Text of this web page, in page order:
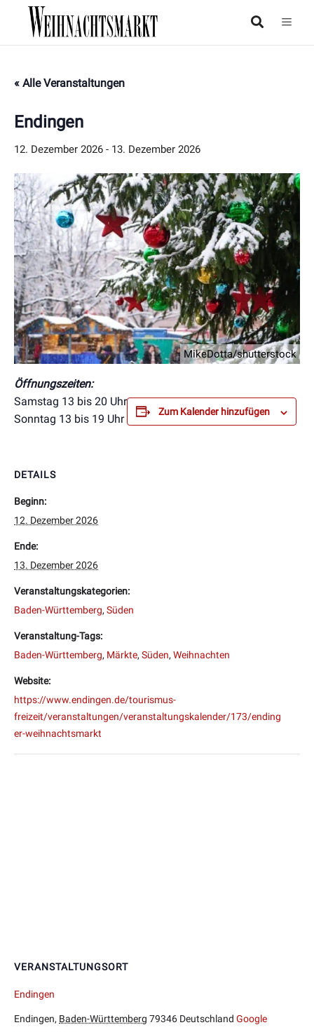
« Alle Veranstaltungen
Endingen
12. Dezember 2026 - 13. Dezember 2026
MikeDotta/shutterstock
Öffnungszeiten:
Samstag 13 bis 20 Uhr
Sonntag 13 bis 19 Uhr
Zum Kalender hinzufügen
DETAILS
Beginn:
12. Dezember 2026
Ende:
13. Dezember 2026
Veranstaltungskategorien:
Baden-Württemberg, Süden
Veranstaltung-Tags:
Baden-Württemberg, Märkte, Süden, Weihnachten
Website:
https://www.endingen.de/tourismus-
freizeit/veranstaltungen/veranstaltungskalender/173/ending
er-weihnachtsmarkt
VERANSTALTUNGSORT
Endingen
Endingen, Baden-Württemberg 79346 Deutschland Google